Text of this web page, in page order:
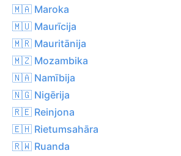
🇲🇦 Maroka
🇲🇺 Maurīcija
🇲🇷 Mauritānija
🇲🇿 Mozambika
🇳🇦 Namībija
🇳🇬 Nigērija
🇷🇪 Reinjona
🇪🇭 Rietumsahāra
🇷🇼 Ruanda